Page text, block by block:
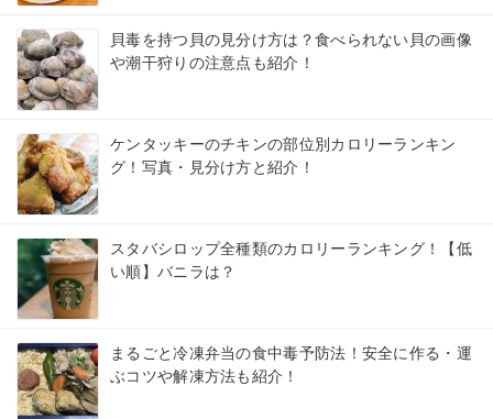
貝毒を持つ貝の見分け方は？食べられない貝の画像
や潮干狩りの注意点も紹介！
ケンタッキーのチキンの部位別カロリーランキン
グ！写真・見分け方と紹介！
スタバシロップ全種類のカロリーランキング！【低
い順】バニラは？
まるごと冷凍弁当の食中毒予防法！安全に作る・運
ぶコツや解凍方法も紹介！